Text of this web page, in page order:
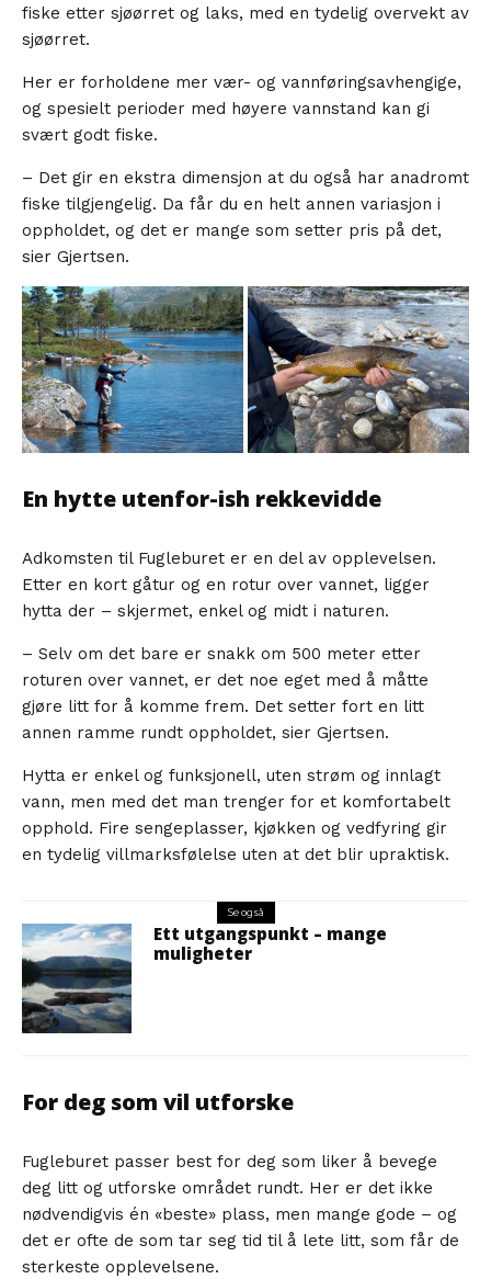
fiske etter sjøørret og laks, med en tydelig overvekt av
sjøørret.
Her er forholdene mer vær- og vannføringsavhengige,
og spesielt perioder med høyere vannstand kan gi
svært godt fiske.
– Det gir en ekstra dimensjon at du også har anadromt
fiske tilgjengelig. Da får du en helt annen variasjon i
oppholdet, og det er mange som setter pris på det,
sier Gjertsen.
En hytte utenfor-ish rekkevidde
Adkomsten til Fugleburet er en del av opplevelsen.
Etter en kort gåtur og en rotur over vannet, ligger
hytta der – skjermet, enkel og midt i naturen.
– Selv om det bare er snakk om 500 meter etter
roturen over vannet, er det noe eget med å måtte
gjøre litt for å komme frem. Det setter fort en litt
annen ramme rundt oppholdet, sier Gjertsen.
Hytta er enkel og funksjonell, uten strøm og innlagt
vann, men med det man trenger for et komfortabelt
opphold. Fire sengeplasser, kjøkken og vedfyring gir
en tydelig villmarksfølelse uten at det blir upraktisk.
Se også
Ett utgangspunkt – mange
muligheter
For deg som vil utforske
Fugleburet passer best for deg som liker å bevege
deg litt og utforske området rundt. Her er det ikke
nødvendigvis én «beste» plass, men mange gode – og
det er ofte de som tar seg tid til å lete litt, som får de
sterkeste opplevelsene.